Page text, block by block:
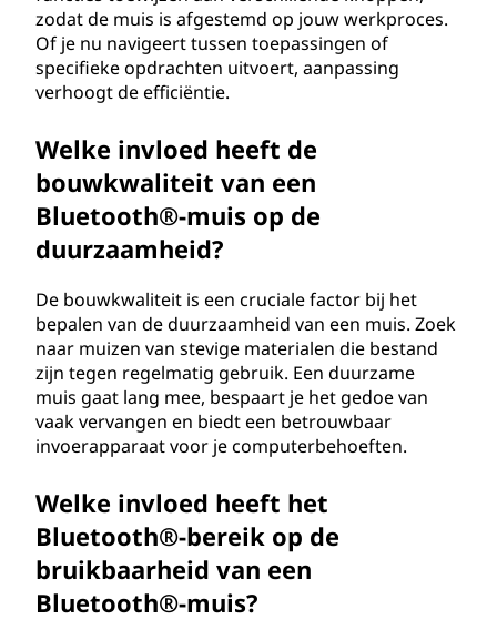
zodat de muis is afgestemd op jouw werkproces.
Of je nu navigeert tussen toepassingen of
specifieke opdrachten uitvoert, aanpassing
verhoogt de efficiëntie.
Welke invloed heeft de
bouwkwaliteit van een
Bluetooth®-muis op de
duurzaamheid?
De bouwkwaliteit is een cruciale factor bij het
bepalen van de duurzaamheid van een muis. Zoek
naar muizen van stevige materialen die bestand
zijn tegen regelmatig gebruik. Een duurzame
muis gaat lang mee, bespaart je het gedoe van
vaak vervangen en biedt een betrouwbaar
invoerapparaat voor je computerbehoeften.
Welke invloed heeft het
Bluetooth®-bereik op de
bruikbaarheid van een
Bluetooth®-muis?